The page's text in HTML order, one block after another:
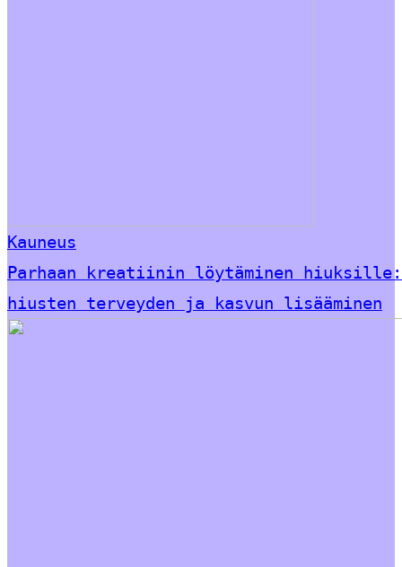
Kauneus
Parhaan kreatiinin löytäminen hiuksille:
hiusten terveyden ja kasvun lisääminen